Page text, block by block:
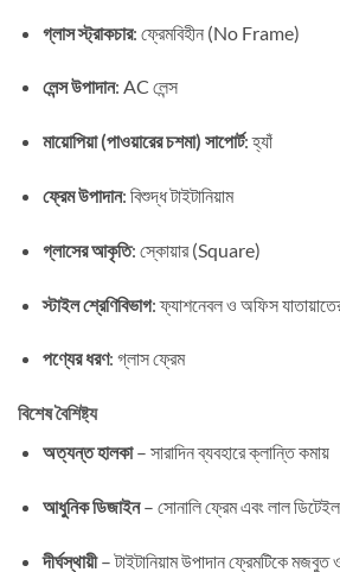
গ্লাস স্ট্রাকচার: ফ্রেমবিহীন (No Frame)
লেন্স উপাদান: AC লেন্স
মায়োপিয়া (পাওয়ারের চশমা) সাপোর্ট: হ্যাঁ
ফ্রেম উপাদান: বিশুদ্ধ টাইটানিয়াম
গ্লাসের আকৃতি: স্কোয়ার (Square)
স্টাইল শ্রেণিবিভাগ: ফ্যাশনেবল ও অফিস
পণ্যের ধরণ: গ্লাস ফ্রেম
বিশেষ বৈশিষ্ট্য
অত্যন্ত হালকা– সারাদিন ব্যবহারে ক্লান্তি কমায়
আধুনিক ডিজাইন– সোনালি ফ্রেম এবং লাল
দীর্ঘস্থায়ী– টাইটানিয়াম উপাদান ফ্রেমটিকে